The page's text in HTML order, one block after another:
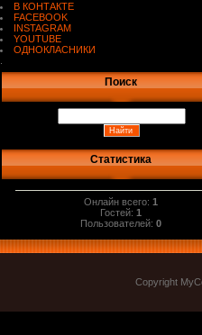
В КОНТАКТЕ
FACEBOOK
INSTAGRAM
YOUTUBE
ОДНОКЛАСНИКИ
Поиск
Статистика
Онлайн всего:1
Гостей:1
Пользователей:0
Copyright